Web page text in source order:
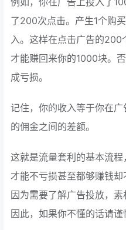
了200次点击。产生1个购
入。这样在点击广告的200
才能赚回来你的1000块。
成亏损。
记住，你的收入等于你在
的佣金之间的差额。
这就是流量套利的基本流
才能不亏损甚至都够赚钱却
因为需要了解广告投放，素
因此，如果你不懂的话请谨